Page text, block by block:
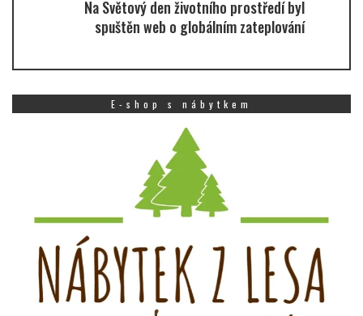
Na Světový den životního prostředí byl
spuštěn web o globálním zateplování
E-shop s nábytkem